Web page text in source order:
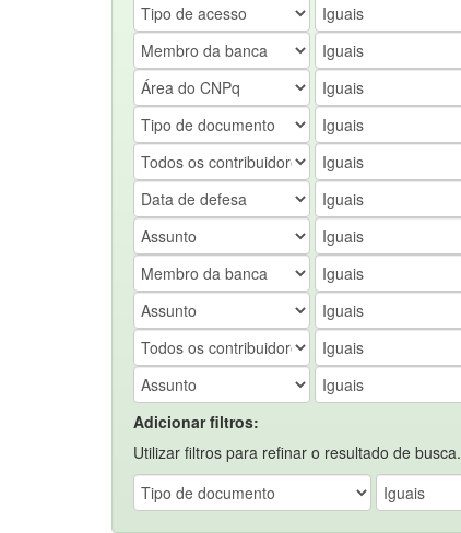
Adicionar filtros:
Utilizar filtros para refinar o resultado de busca.